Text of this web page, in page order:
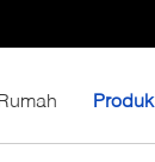
Produk